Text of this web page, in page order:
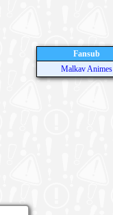
Fansub
Malkav Animes